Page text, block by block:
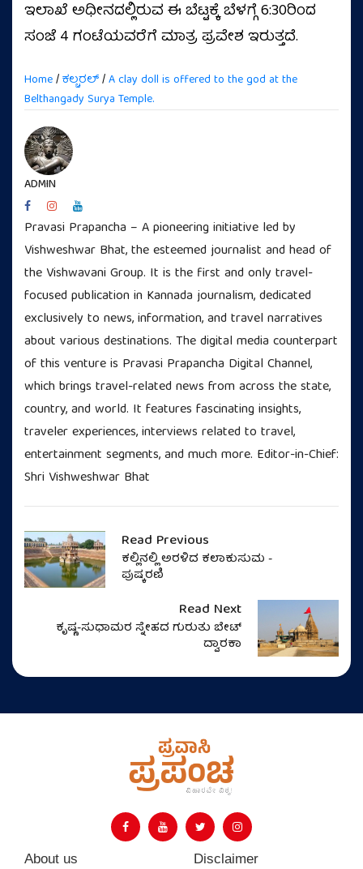
ಇಲಾಖೆ ಅಧೀನದಲ್ಲಿರುವ ಈ ಬೆಟ್ಟಕ್ಕೆ ಬೆಳಗ್ಗೆ 6:30ರಿಂದ
ಸಂಜೆ 4 ಗಂಟೆಯವರೆಗೆ ಮಾತ್ರ ಪ್ರವೇಶ ಇರುತ್ತದೆ.
Home/ಕಲ್ಚರಲ್/A clay doll is offered to the god at the
Belthangady Surya Temple.
ADMIN
Pravasi Prapancha – A pioneering initiative led by
Vishweshwar Bhat, the esteemed journalist and head of
the Vishwavani Group. It is the first and only travel-
focused publication in Kannada journalism, dedicated
exclusively to news, information, and travel narratives
about various destinations. The digital media counterpart
of this venture is Pravasi Prapancha Digital Channel,
which brings travel-related news from across the state,
country, and world. It features fascinating insights,
traveler experiences, interviews related to travel,
entertainment segments, and much more. Editor-in-Chief:
Shri Vishweshwar Bhat
Read Previous
ಕಲ್ಲಿನಲ್ಲಿ ಅರಳಿದ ಕಲಾಕುಸುಮ -
ಪುಷ್ಕರಣಿ
Read Next
ಕೃಷ್ಣ-ಸುಧಾಮರ ಸ್ನೇಹದ ಗುರುತು ಬೇಟ್
ದ್ವಾರಕಾ
About us Disclaimer